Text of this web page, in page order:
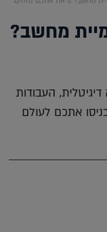
מחשב?
העבודות
אתכם לעולם